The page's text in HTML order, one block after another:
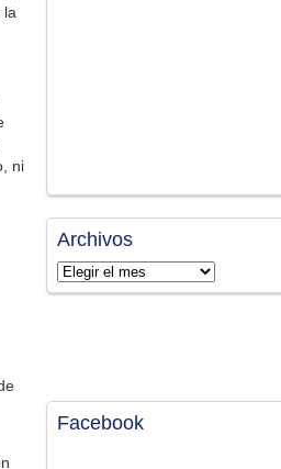
la
ni
Archivos
Archivos
Facebook